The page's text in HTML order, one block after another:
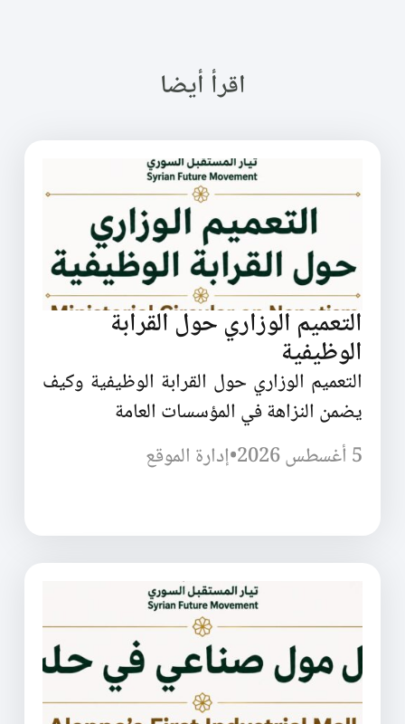
اقرأ أيضا
التعميم الوزاري حول القرابة
الوظيفية
التعميم الوزاري حول القرابة الوظيفية وكيف
يضمن النزاهة في المؤسسات العامة
5 أغسطس 2026
•إدارة الموقع